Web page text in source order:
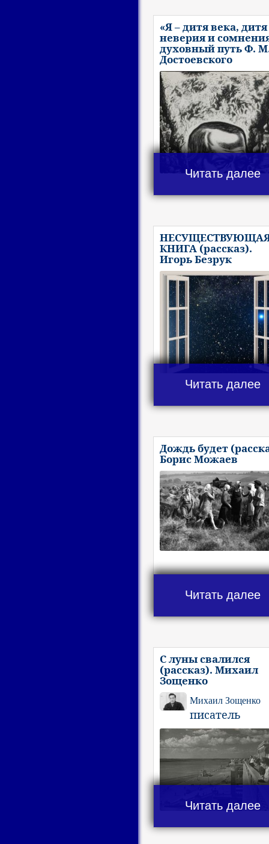
«Я – дитя века, дитя
неверия и
духовный путь Ф.
Достоевского
Читать далее
КНИГА (рассказ).
Игорь Безрук
Читать далее
Дождь будет
Борис Можаев
Читать далее
С луны свалился
(рассказ). Михаил
Зощенко
Михаил Зощенко
писатель
Читать далее